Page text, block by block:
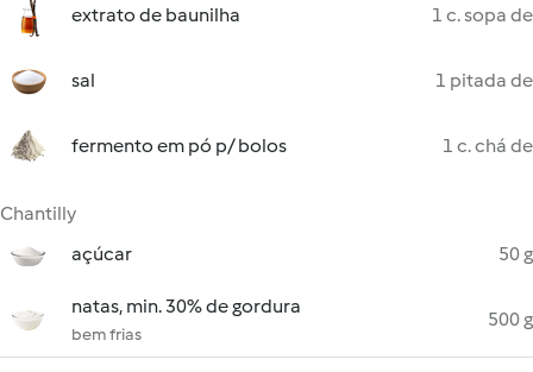
extrato de baunilha 1 c. sopa de
sal 1 pitada de
fermento em pó p/ bolos 1 c. chá de
Chantilly
açúcar
50 g
natas, min. 30% de gordura
bem frias
500 g